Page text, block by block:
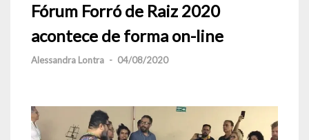
Fórum Forró de Raiz 2020
acontece de forma on-line
Alessandra Lontra - 04/08/2020